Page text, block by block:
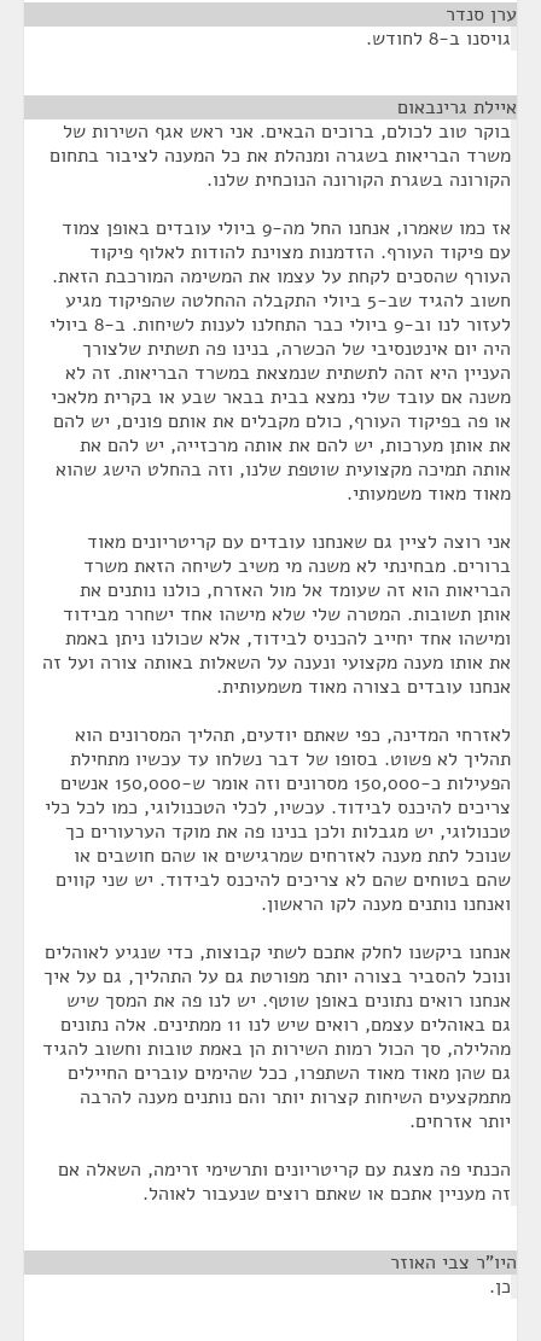
ערן סנדר
גויסנו ב-8 לחודש.
איילת גרינבאום
בוקר טוב לכולם, ברוכים הבאים. אני ראש אגף השירות של
משרד הבריאות בשגרה ומנהלת את כל המענה לציבור בתחום
הקורונה בשגרת הקורונה הנוכחית שלנו.
אז כמו שאמרו, אנחנו החל מה-9 ביולי עובדים באופן צמוד
עם פיקוד העורף. הזדמנות מצוינת להודות לאלוף פיקוד
העורף שהסכים לקחת על עצמו את המשימה המורכבת הזאת.
חשוב להגיד שב-5 ביולי התקבלה ההחלטה שהפיקוד מגיע
לעזור לנו וב-9 ביולי כבר התחלנו לענות לשיחות. ב-8 ביולי
היה יום אינטנסיבי של הכשרה, בנינו פה תשתית שלצורך
העניין היא זהה לתשתית שנמצאת במשרד הבריאות. זה לא
משנה אם עובד שלי נמצא בבית בבאר שבע או בקרית מלאכי
או פה בפיקוד העורף, כולם מקבלים את אותם פונים, יש להם
את אותן מערכות, יש להם את אותה מרכזייה, יש להם את
אותה תמיכה מקצועית שוטפת שלנו, וזה בהחלט הישג שהוא
מאוד מאוד משמעותי.
אני רוצה לציין גם שאנחנו עובדים עם קריטריונים מאוד
ברורים. מבחינתי לא משנה מי משיב לשיחה הזאת משרד
הבריאות הוא זה שעומד אל מול האזרח, כולנו נותנים את
אותן תשובות. המטרה שלי שלא מישהו אחד ישחרר מבידוד
ומישהו אחד יחייב להכניס לבידוד, אלא שכולנו ניתן באמת
את אותו מענה מקצועי ונענה על השאלות באותה צורה ועל זה
אנחנו עובדים בצורה מאוד משמעותית.
לאזרחי המדינה, כפי שאתם יודעים, תהליך המסרונים הוא
תהליך לא פשוט. בסופו של דבר נשלחו עד עכשיו מתחילת
הפעילות כ-150,000 מסרונים וזה אומר ש-150,000 אנשים
צריכים להיכנס לבידוד. עכשיו, לכלי הטכנולוגי, כמו לכל כלי
טכנולוגי, יש מגבלות ולכן בנינו פה את מוקד הערעורים כך
שנוכל לתת מענה לאזרחים שמרגישים או שהם חושבים או
שהם בטוחים שהם לא צריכים להיכנס לבידוד. יש שני קווים
ואנחנו נותנים מענה לקו הראשון.
אנחנו ביקשנו לחלק אתכם לשתי קבוצות, כדי שנגיע לאוהלים
ונוכל להסביר בצורה יותר מפורטת גם על התהליך, גם על איך
אנחנו רואים נתונים באופן שוטף. יש לנו פה את המסך שיש
גם באוהלים עצמם, רואים שיש לנו 11 ממתינים. אלה נתונים
מהלילה, סך הכול רמות השירות הן באמת טובות וחשוב להגיד
גם שהן מאוד מאוד השתפרו, ככל שהימים עוברים החיילים
מתמקצעים השיחות קצרות יותר והם נותנים מענה להרבה
יותר אזרחים.
הכנתי פה מצגת עם קריטריונים ותרשימי זרימה, השאלה אם
זה מעניין אתכם או שאתם רוצים שנעבור לאוהל.
היו"ר צבי האוזר
כן.